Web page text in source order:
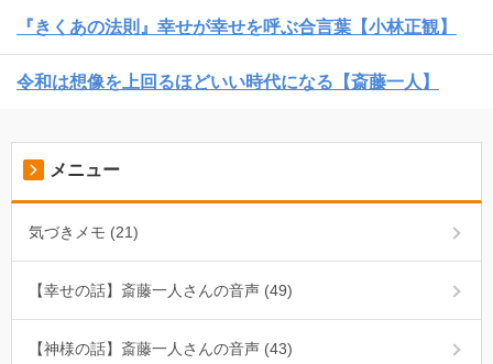
『きくあの法則』幸せが幸せを呼ぶ合言葉【小林正観】
令和は想像を上回るほどいい時代になる【斎藤一人】
メニュー
気づきメモ (21)
【幸せの話】斎藤一人さんの音声 (49)
【神様の話】斎藤一人さんの音声 (43)